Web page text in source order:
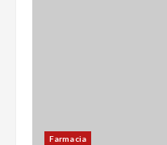
Farmacia